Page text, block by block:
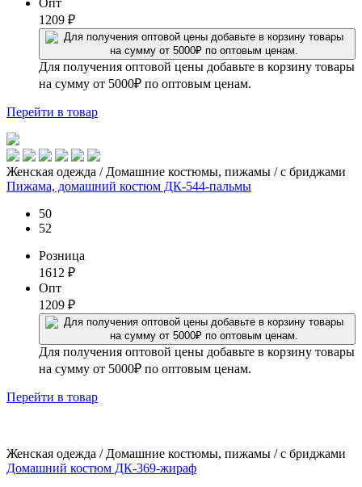
1209 ₽
Для получения оптовой цены добавьте в корзину товары
на сумму от 5000₽ по оптовым ценам.
Перейти в товар
Женская одежда / Домашние костюмы, пижамы / с бриджами
Пижама, домашний костюм ДК-544-пальмы
50
52
Розница
1612 ₽
Опт
1209 ₽
Для получения оптовой цены добавьте в корзину товары
на сумму от 5000₽ по оптовым ценам.
Перейти в товар
Женская одежда / Домашние костюмы, пижамы / с бриджами
Домашний костюм ДК-369-жираф